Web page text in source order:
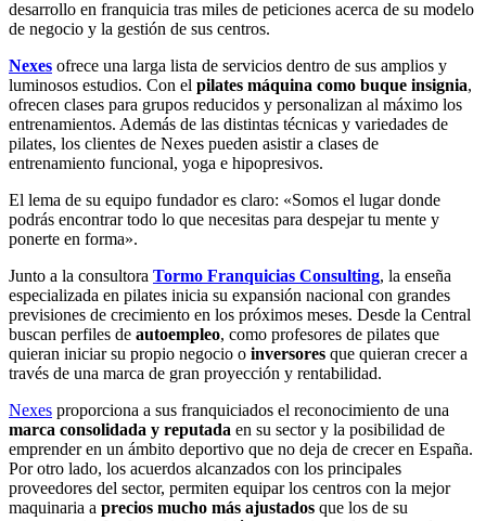
desarrollo en franquicia tras miles de peticiones acerca de su modelo
de negocio y la gestión de sus centros.
Nexes ofrece una larga lista de servicios dentro de sus amplios y
luminosos estudios. Con el pilates máquina como buque insignia,
ofrecen clases para grupos reducidos y personalizan al máximo los
entrenamientos. Además de las distintas técnicas y variedades de
pilates, los clientes de Nexes pueden asistir a clases de
entrenamiento funcional, yoga e hipopresivos.
El lema de su equipo fundador es claro: «Somos el lugar donde
podrás encontrar todo lo que necesitas para despejar tu mente y
ponerte en forma».
Junto a la consultora Tormo Franquicias Consulting, la enseña
especializada en pilates inicia su expansión nacional con grandes
previsiones de crecimiento en los próximos meses. Desde la Central
buscan perfiles de autoempleo, como profesores de pilates que
quieran iniciar su propio negocio o inversores que quieran crecer a
través de una marca de gran proyección y rentabilidad.
Nexes proporciona a sus franquiciados el reconocimiento de una
marca consolidada y reputada en su sector y la posibilidad de
emprender en un ámbito deportivo que no deja de crecer en España.
Por otro lado, los acuerdos alcanzados con los principales
proveedores del sector, permiten equipar los centros con la mejor
maquinaria a precios mucho más ajustados que los de su